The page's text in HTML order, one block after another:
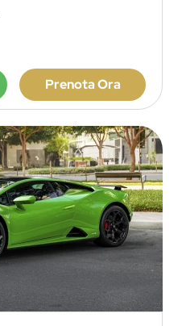
Prenota Ora